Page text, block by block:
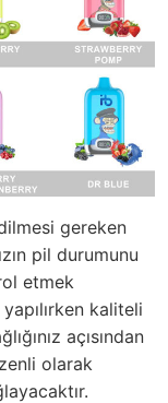
gereken
pil durumunu
etmek
kaliteli
açısından
olarak